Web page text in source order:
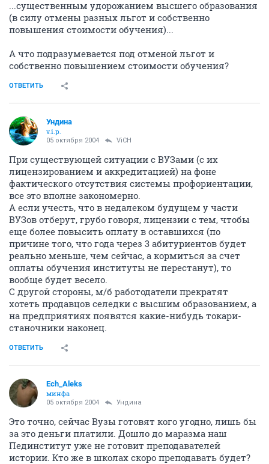
...существенным удорожанием высшего образования
(в силу отмены разных льгот и собственно
повышения стоимости обучения)...
А что подразумевается под отменой льгот и
собственно повышением стоимости обучения?
ОТВЕТИТЬ
Ундина
v.i.p.
05 октября 2004 ViCH
При существующей ситуации с ВУЗами (с их
лицензированием и аккредитацией) на фоне
фактического отсутствия системы профориентации,
все это вполне закономерно.
А если учесть, что в недалеком будущем у части
ВУЗов отберут, грубо говоря, лицензии с тем, чтобы
еще более повысить оплату в оставшихся (по
причине того, что года через 3 абитуриентов будет
реально меньше, чем сейчас, а кормиться за счет
оплаты обучения институты не перестанут), то
вообще будет весело.
С другой стороны, м/б работодатели прекратят
хотеть продавцов селедки с высшим образованием, а
на предприятиях появятся какие-нибудь токари-
станочники наконец.
ОТВЕТИТЬ
Ech_Aleks
минфа
05 октября 2004 Ундина
Это точно, сейчас Вузы готовят кого угодно, лишь бы
за это деньги платили. Дошло до маразма наш
Пединститут уже не готовит преподавателей
истории. Кто же в школах скоро преподавать будет?